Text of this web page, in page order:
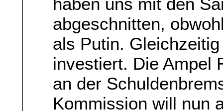
abgeschnitten,
als Putin.
investiert. Die Ampel
an der
Kommission will nun